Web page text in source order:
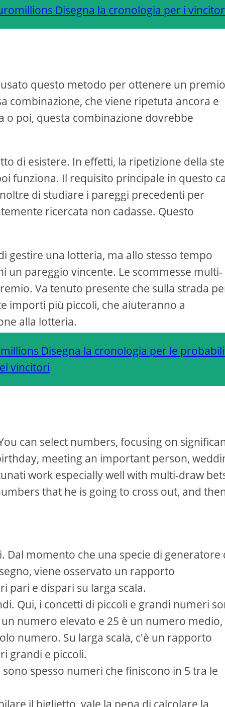
Disegna la cronologia per i
questo metodo per ottenere un
combinazione, che viene ripetuta ancora e
o poi, questa combinazione dovrebbe
di esistere. In effetti, la ripetizione della
funziona. Il requisito principale in questo
di studiare i pareggi precedenti per
ricercata non cadasse. Questo
gestire una lotteria, ma allo stesso tempo
un pareggio vincente. Le scommesse multi-
Va tenuto presente che sulla strada
importi più piccoli, che aiuteranno a
alla lotteria.
Disegna la cronologia per le
vincitori
can select numbers, focusing on
meeting an important person,
work especially well with multi-draw
that he is going to cross out, and
momento che una specie di generatore
viene osservato un rapporto
pari e dispari su larga scala.
Qui, i concetti di piccoli e grandi numeri
numero elevato e 25 è un numero medio,
numero. Su larga scala, c'è un rapporto
grandi e piccoli.
spesso numeri che finiscono in 5 tra le
il biglietto, vale la pena di calcolare la